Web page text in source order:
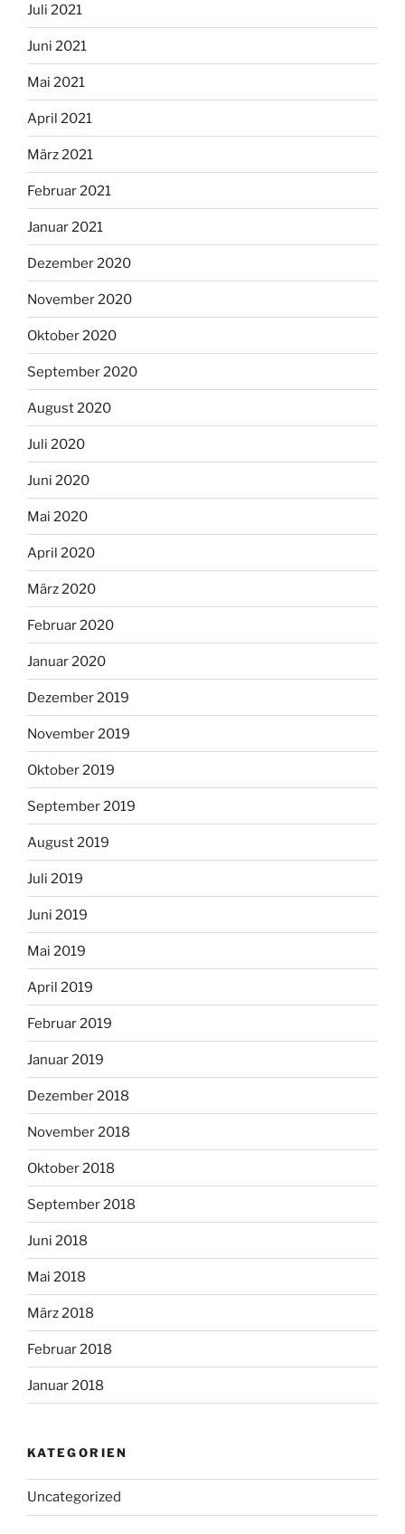
Juli 2021
Juni 2021
Mai 2021
April 2021
März 2021
Februar 2021
Januar 2021
Dezember 2020
November 2020
Oktober 2020
September 2020
August 2020
Juli 2020
Juni 2020
Mai 2020
April 2020
März 2020
Februar 2020
Januar 2020
Dezember 2019
November 2019
Oktober 2019
September 2019
August 2019
Juli 2019
Juni 2019
Mai 2019
April 2019
Februar 2019
Januar 2019
Dezember 2018
November 2018
Oktober 2018
September 2018
Juni 2018
Mai 2018
März 2018
Februar 2018
Januar 2018
KATEGORIEN
Uncategorized